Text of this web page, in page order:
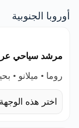
أوروبا الجنوبية
مرشد سياحي
روما • ميلانو •
اختر هذه الوجهة